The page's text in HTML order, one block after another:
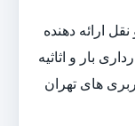
ارائه دهنده
بار و اثاثیه
های تهران